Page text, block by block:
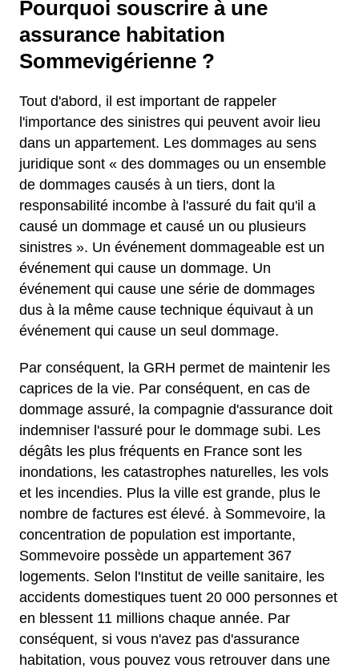
Pourquoi souscrire à une
assurance habitation
Sommevigérienne ?
Tout d'abord, il est important de rappeler
l'importance des sinistres qui peuvent avoir lieu
dans un appartement. Les dommages au sens
juridique sont « des dommages ou un ensemble
de dommages causés à un tiers, dont la
responsabilité incombe à l'assuré du fait qu'il a
causé un dommage et causé un ou plusieurs
sinistres ». Un événement dommageable est un
événement qui cause un dommage. Un
événement qui cause une série de dommages
dus à la même cause technique équivaut à un
événement qui cause un seul dommage.
Par conséquent, la GRH permet de maintenir les
caprices de la vie. Par conséquent, en cas de
dommage assuré, la compagnie d'assurance doit
indemniser l'assuré pour le dommage subi. Les
dégâts les plus fréquents en France sont les
inondations, les catastrophes naturelles, les vols
et les incendies. Plus la ville est grande, plus le
nombre de factures est élevé. à Sommevoire, la
concentration de population est importante,
Sommevoire possède un appartement 367
logements. Selon l'Institut de veille sanitaire, les
accidents domestiques tuent 20 000 personnes et
en blessent 11 millions chaque année. Par
conséquent, si vous n'avez pas d'assurance
habitation, vous pouvez vous retrouver dans une